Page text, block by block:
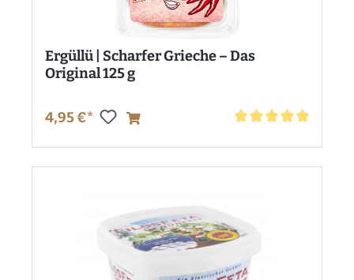
Ergüllü | Scharfer Grieche – Das
Original 125 g
4,95 €*